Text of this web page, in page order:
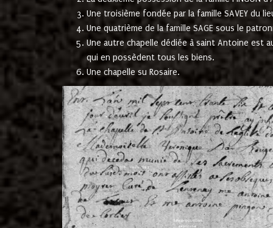
Une troisième fondée par la famille SAVEY du
Une quatrième de la famille SAGE sous le
Une autre chapelle dédiée à saint Antoine est
qui en possèdent tous les biens.
Une chapelle su Rosaire.